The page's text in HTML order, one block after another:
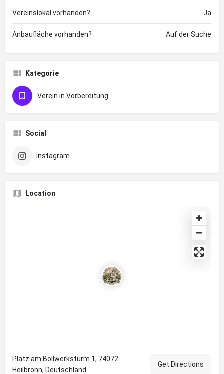
Vereinslokal vorhanden? Ja
Anbaufläche vorhanden? Auf der Suche
Kategorie
Verein in Vorbereitung
Social
Instagram
Location
Platz am Bollwerksturm 1, 74072
Heilbronn, Deutschland
Get Directions